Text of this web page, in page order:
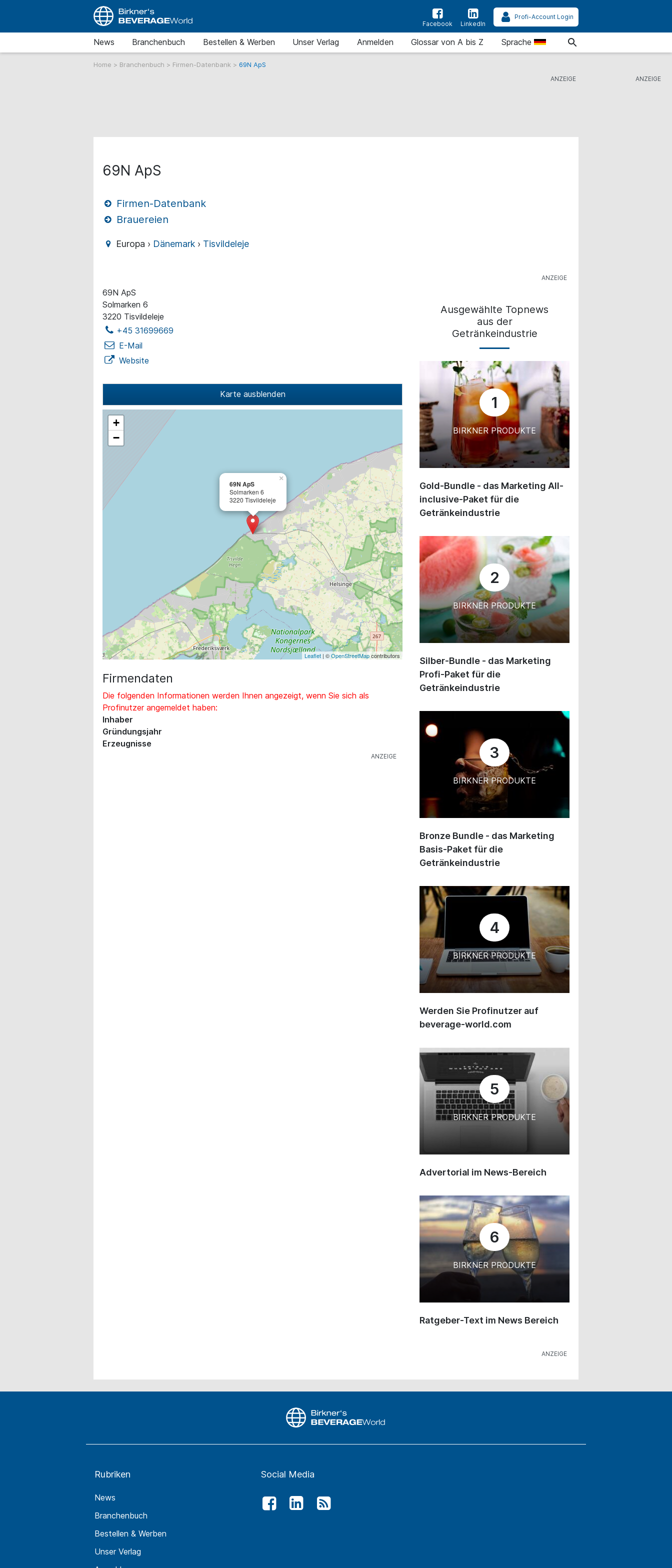
Facebook LinkedIn
Profi-Account Login
News Branchenbuch Bestellen & Werben Unser Verlag Anmelden Glossar von A bis Z Sprache
Home > Branchenbuch > Firmen-Datenbank > 69N ApS
69N ApS
Firmen-Datenbank
Brauereien
Europa › Dänemark › Tisvildeleje
69N ApS
Solmarken 6
3220 Tisvildeleje
+45 31699669
E-Mail
Website
Karte ausblenden
69N ApS
Solmarken 6
3220 Tisvildeleje
×
+
−
Leaflet | ©OpenStreetMapcontributors
Firmendaten
Die folgenden Informationen werden Ihnen angezeigt, wenn Sie sich als
Profinutzer angemeldet haben:
Inhaber
Gründungsjahr
Erzeugnisse
Ausgewählte Topnews
aus der
Getränkeindustrie
1
BIRKNER PRODUKTE
Gold-Bundle - das Marketing All-
inclusive-Paket für die
Getränkeindustrie
2
BIRKNER PRODUKTE
Silber-Bundle - das Marketing
Profi-Paket für die
Getränkeindustrie
3
BIRKNER PRODUKTE
Bronze Bundle - das Marketing
Basis-Paket für die
Getränkeindustrie
4
BIRKNER PRODUKTE
Werden Sie Profinutzer auf
beverage-world.com
5
BIRKNER PRODUKTE
Advertorial im News-Bereich
6
BIRKNER PRODUKTE
Ratgeber-Text im News Bereich
Rubriken
News
Branchenbuch
Bestellen & Werben
Unser Verlag
Social Media